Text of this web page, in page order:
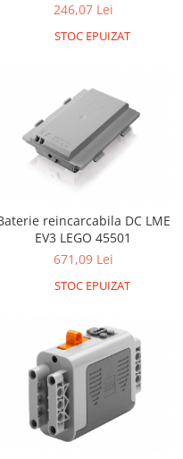
246,07 Lei
STOC EPUIZAT
reincarcabila DC LME
EV3 LEGO 45501
671,09 Lei
STOC EPUIZAT